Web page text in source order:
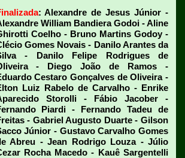
: Alexandre de Jesus Júnior -
William Bandiera Godoi - Aline
Coelho - Bruno Martins Godoy -
Gomes Novais - Danilo Arantes da
- Danilo Felipe Rodrigues de
- Diego João de Ramos -
Cestaro Gonçalves de Oliveira -
Luiz Rabelo de Carvalho - Enrike
Storolli - Fábio Jacober -
Piardi - Fernando Tadeu de
- Gabriel Augusto Duarte - Gilson
Júnior - Gustavo Carvalho Gomes
Abreu - Jean Rodrigo Louza - Júlio
Rocha Macedo - Kauê Sargentelli